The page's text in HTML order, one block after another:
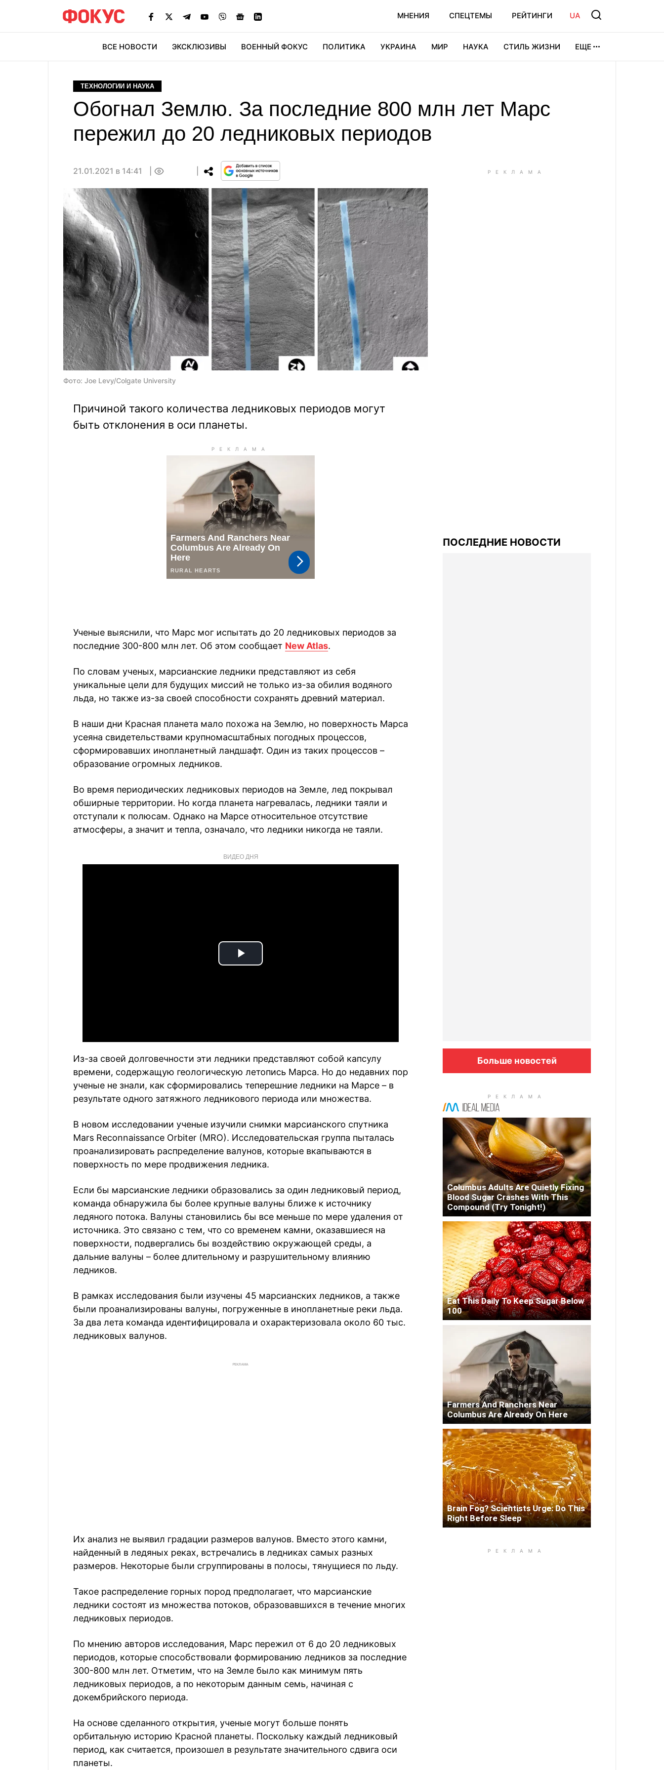
МНЕНИЯ СПЕЦТЕМЫ РЕЙТИНГИ UA
ВСЕ НОВОСТИ ЭКСКЛЮЗИВЫ ВОЕННЫЙ ФОКУС ПОЛИТИКА УКРАИНА МИР НАУКА СТИЛЬ ЖИЗНИ ЕЩЕ
ТЕХНОЛОГИИ И НАУКА
Обогнал Землю. За последние 800 млн лет Марс
пережил до 20 ледниковых периодов
21.01.2021 в 14:41
Фото: Joe Levy/Colgate University
Причиной такого количества ледниковых периодов могут
быть отклонения в оси планеты.
Ученые выяснили, что Марс мог испытать до 20 ледниковых периодов за
последние 300-800 млн лет. Об этом сообщает New Atlas.
По словам ученых, марсианские ледники представляют из себя
уникальные цели для будущих миссий не только из-за обилия водяного
льда, но также из-за своей способности сохранять древний материал.
В наши дни Красная планета мало похожа на Землю, но поверхность Марса
усеяна свидетельствами крупномасштабных погодных процессов,
сформировавших инопланетный ландшафт. Один из таких процессов –
образование огромных ледников.
Во время периодических ледниковых периодов на Земле, лед покрывал
обширные территории. Но когда планета нагревалась, ледники таяли и
отступали к полюсам. Однако на Марсе относительное отсутствие
атмосферы, а значит и тепла, означало, что ледники никогда не таяли.
ВИДЕО ДНЯ
Play
Из-за своей долговечности эти ледники представляют собой капсулу
времени, содержащую геологическую летопись Марса. Но до недавних пор
ученые не знали, как сформировались теперешние ледники на Марсе – в
результате одного затяжного ледникового периода или множества.
В новом исследовании ученые изучили снимки марсианского спутника
Mars Reconnaissance Orbiter (MRO). Исследовательская группа пыталась
проанализировать распределение валунов, которые вкапываются в
поверхность по мере продвижения ледника.
Если бы марсианские ледники образовались за один ледниковый период,
команда обнаружила бы более крупные валуны ближе к источнику
ледяного потока. Валуны становились бы все меньше по мере удаления от
источника. Это связано с тем, что со временем камни, оказавшиеся на
поверхности, подвергались бы воздействию окружающей среды, а
дальние валуны – более длительному и разрушительному влиянию
ледников.
В рамках исследования были изучены 45 марсианских ледников, а также
были проанализированы валуны, погруженные в инопланетные реки льда.
За два лета команда идентифицировала и охарактеризовала около 60 тыс.
ледниковых валунов.
РЕКЛАМА
Их анализ не выявил градации размеров валунов. Вместо этого камни,
найденный в ледяных реках, встречались в ледниках самых разных
размеров. Некоторые были сгруппированы в полосы, тянущиеся по льду.
Такое распределение горных пород предполагает, что марсианские
ледники состоят из множества потоков, образовавшихся в течение многих
ледниковых периодов.
По мнению авторов исследования, Марс пережил от 6 до 20 ледниковых
периодов, которые способствовали формированию ледников за последние
300-800 млн лет. Отметим, что на Земле было как минимум пять
ледниковых периодов, а по некоторым данным семь, начиная с
докембрийского периода.
На основе сделанного открытия, ученые могут больше понять
орбитальную историю Красной планеты. Поскольку каждый ледниковый
период, как считается, произошел в результате значительного сдвига оси
планеты.
ПОСЛЕДНИЕ НОВОСТИ
Больше новостей